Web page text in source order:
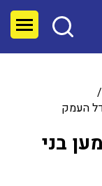
העמק
בני